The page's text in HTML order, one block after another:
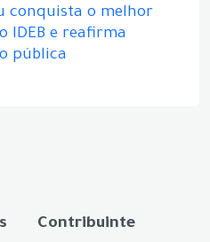
conquista o melhor
IDEB e reafirma
pública
Contribuinte